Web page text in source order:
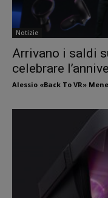
Notizie
Arrivano i saldi
celebrare
Alessio «Back To VR»